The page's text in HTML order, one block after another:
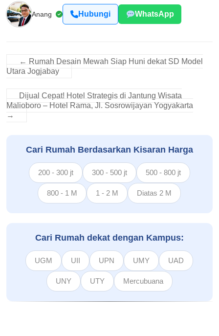
Anang Hubungi WhatsApp
← Rumah Desain Mewah Siap Huni dekat SD Model
Utara Jogjabay
Dijual Cepat! Hotel Strategis di Jantung Wisata
Malioboro – Hotel Rama, Jl. Sosrowijayan Yogyakarta
→
Cari Rumah Berdasarkan Kisaran Harga
200 - 300 jt 300 - 500 jt 500 - 800 jt
800 - 1 M 1 - 2 M Diatas 2 M
Cari Rumah dekat dengan Kampus:
UGM UII UPN UMY UAD
UNY UTY Mercubuana